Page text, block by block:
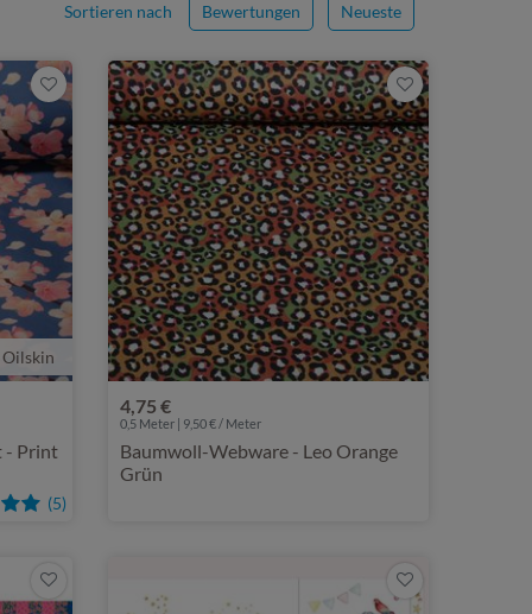
Sortieren nach Bewertungen Neueste
(5)
- Print
4,75 €
0,5 Meter | 9,50 € / Meter
Baumwoll-Webware - Leo Orange
Grün